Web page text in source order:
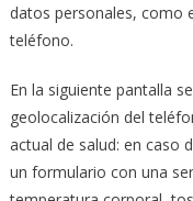
datos personales, como
teléfono.
En la siguiente pantalla
geolocalización del
actual de salud: en caso
un formulario con una